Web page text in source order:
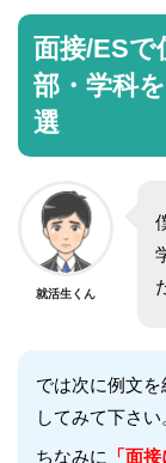
面接/ESで
部・学科
選
就活生くん
では次に例文
してみて下さい
ちなみに
「面